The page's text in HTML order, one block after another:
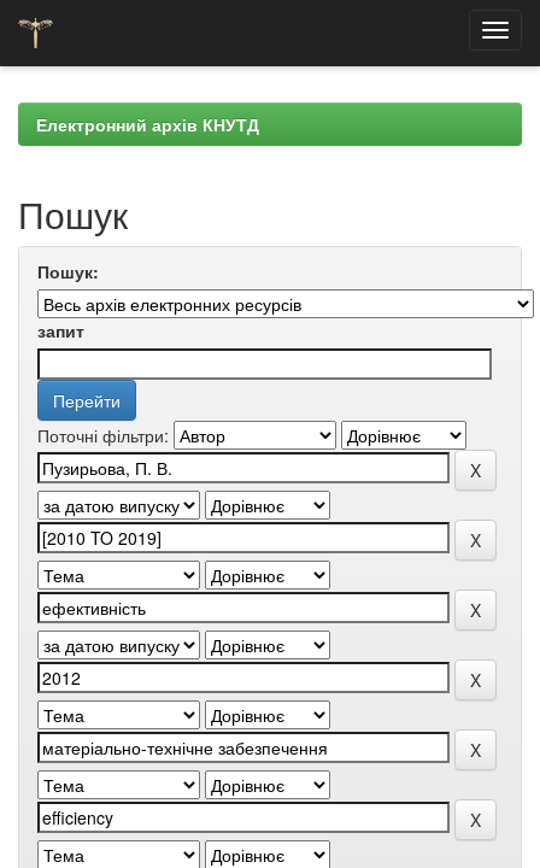
navigationЕлектронний архів КНУТД
Пошук
Пошук:
запит
Поточні фільтри: